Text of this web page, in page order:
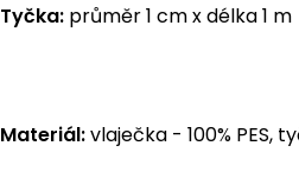
Tyčka: průměr 1 cm x délka 1 m
Materiál:vlaječka - 100% PES,